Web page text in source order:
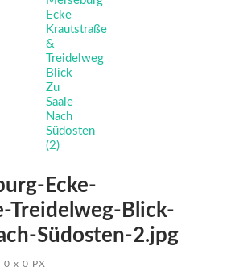
Ecke-
Treidelweg-Blick-
Südosten-2.jpg
0x 0 PX